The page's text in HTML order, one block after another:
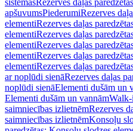
sistēmasRezerves daļas
apšuvumsPiederumiRezerves
elementiRezerves daļas
elementiRezerves daļas
elementiRezerves daļas
elementiRezerves daļas
elementiRezerves daļas
ar noplūdi sienāRezerves daļas
noplūdi sienāElementi dušām un
Elementi dušām un vannāmWalk-
saimniecības izlietnēmRezerves
saimniecības izlietnēmKonsoļu